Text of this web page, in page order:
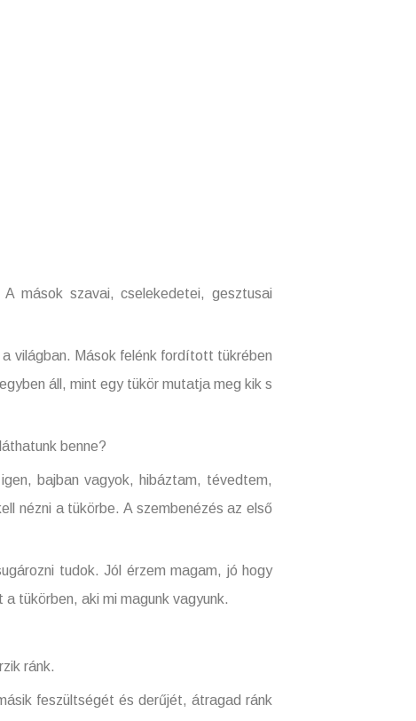
szavai, cselekedetei, gesztusai
Mások felénk fordított tükrében
áll, mint egy tükör mutatja meg kik s
benne?
bajban vagyok, hibáztam, tévedtem,
nézni a tükörbe. A szembenézés az első
tudok. Jól érzem magam, jó hogy
tükörben, aki mi magunk vagyunk.
ránk.
feszültségét és derűjét, átragad ránk